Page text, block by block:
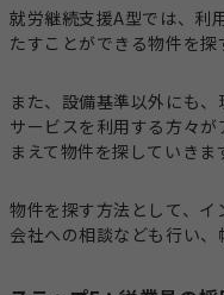
就労継続支援A型では、利
たすことができる物件を探
また、設備基準以外にも、
サービスを利用する方々
まえて物件を探していきま
物件を探す方法として、
会社への相談なども行い、